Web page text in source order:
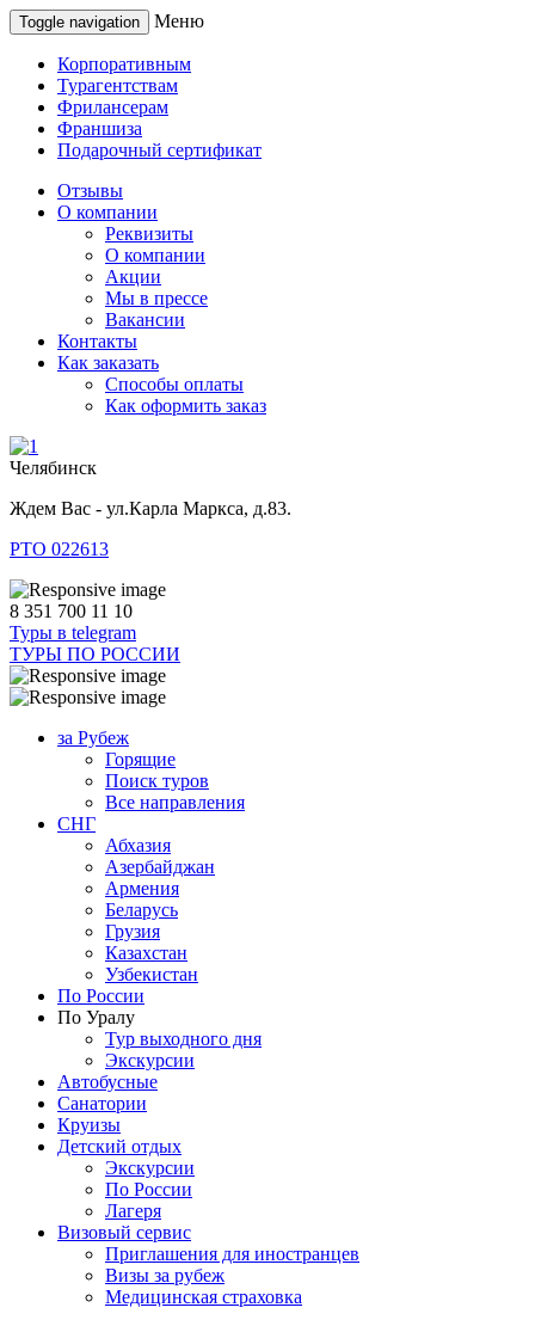
Toggle navigation Меню
Корпоративным
Турагентствам
Фрилансерам
Франшиза
Подарочный сертификат
Отзывы
О компании
Реквизиты
О компании
Акции
Мы в прессе
Вакансии
Контакты
Как заказать
Способы оплаты
Как оформить заказ
Челябинск
Ждем Вас - ул.Карла Маркса, д.83.
РТО 022613
8 351 700 11 10
Туры в telegram
ТУРЫ ПО РОССИИ
за Рубеж
Горящие
Поиск туров
Все направления
СНГ
Абхазия
Азербайджан
Армения
Беларусь
Грузия
Казахстан
Узбекистан
По России
По Уралу
Тур выходного дня
Экскурсии
Автобусные
Санатории
Круизы
Детский отдых
Экскурсии
По России
Лагеря
Визовый сервис
Приглашения для иностранцев
Визы за рубеж
Медицинская страховка